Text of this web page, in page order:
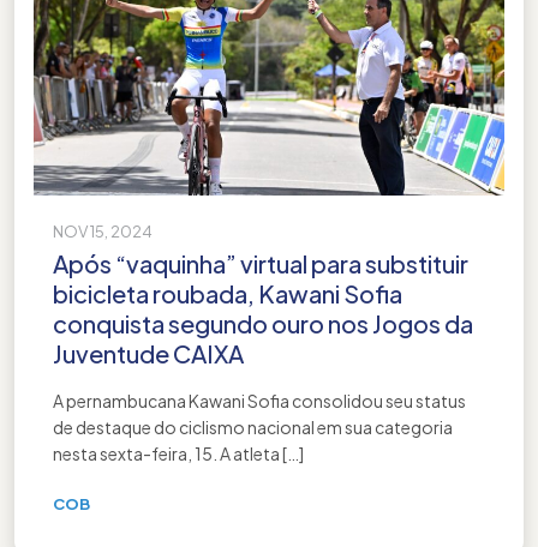
NOV 15, 2024
Após “vaquinha” virtual para substituir
bicicleta roubada, Kawani Sofia
conquista segundo ouro nos Jogos da
Juventude CAIXA
A pernambucana Kawani Sofia consolidou seu status
de destaque do ciclismo nacional em sua categoria
nesta sexta-feira, 15. A atleta […]
COB